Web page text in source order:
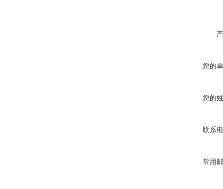
您的
您的
联系
常用